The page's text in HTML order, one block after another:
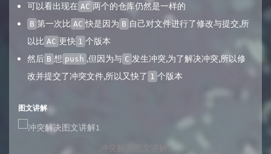
可以看出现在 AC 两个的仓库仍然是一样的
B 第一次比 AC 快是因为 B 自己对文件进行了修改与提交,所
以比 AC 更快 1 个版本
然后 B 想 push ,但因为与 C 发生冲突,为了解决冲突,所以修
改并提交了冲突文件,所以又快了 1 个版本
图文讲解
冲突解决图文讲解1